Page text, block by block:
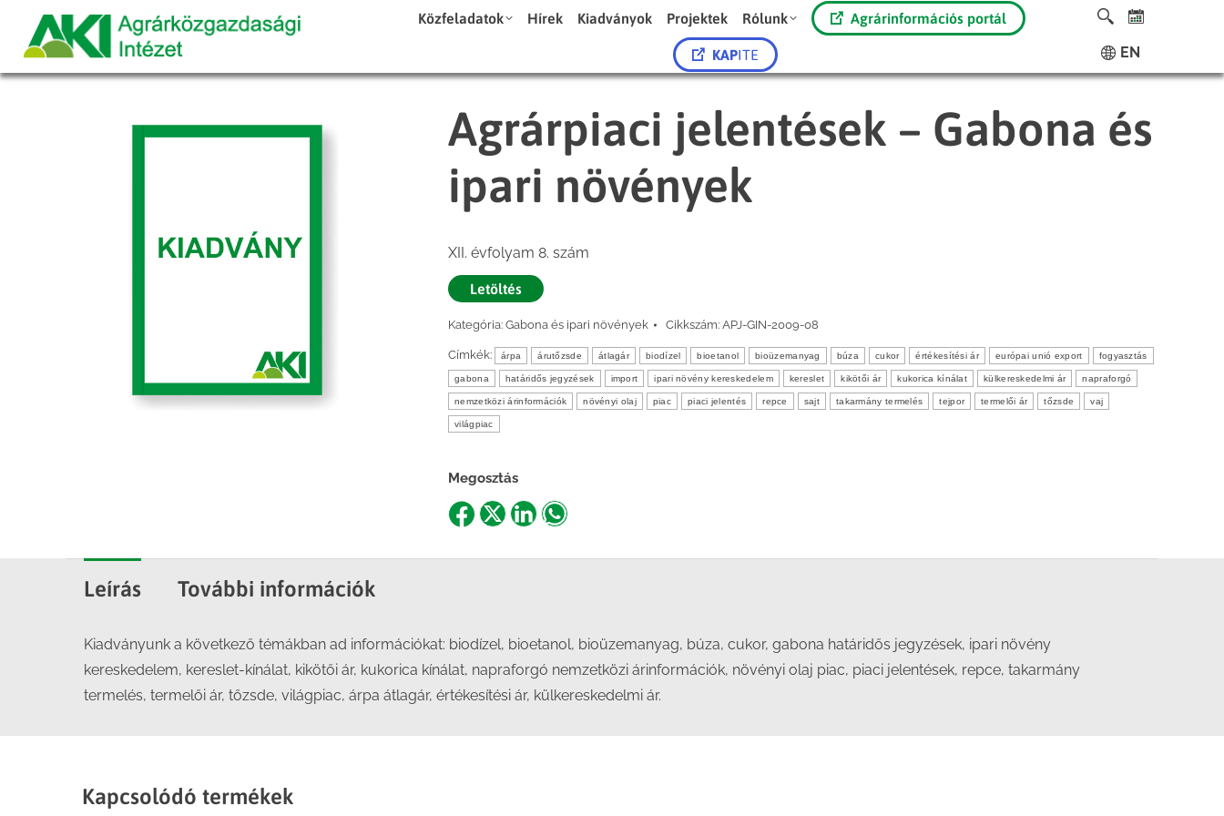
Közfeladatok Hírek Kiadványok Projektek Rólunk Agrárinformációs portál
KAPITE EN
Agrárpiaci jelentések – Gabona és
ipari növények
XII. évfolyam 8. szám
Letöltés
Kategória: Gabona és ipari növények Cikkszám: APJ-GIN-2009-08
Címkék: árpa árutőzsde átlagár biodízel bioetanol bioüzemanyag búza cukor értékesítési ár európai unió export fogyasztás
gabona határidős jegyzések import ipari növény kereskedelem kereslet kikötői ár kukorica kínálat külkereskedelmi ár napraforgó
nemzetközi árinformációk növényi olaj piac piaci jelentés repce sajt takarmány termelés tejpor termelői ár tőzsde vaj
világpiac
Megosztás
ShareShareShareShare
Leírás További információk
Kiadványunk a következő témákban ad információkat: biodízel, bioetanol, bioüzemanyag, búza, cukor, gabona határidős jegyzések, ipari növény
kereskedelem, kereslet-kínálat, kikötői ár, kukorica kínálat, napraforgó nemzetközi árinformációk, növényi olaj piac, piaci jelentések, repce, takarmány
termelés, termelői ár, tőzsde, világpiac, árpa átlagár, értékesítési ár, külkereskedelmi ár.
Kapcsolódó termékek